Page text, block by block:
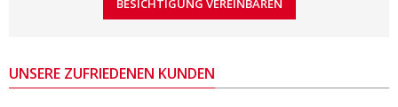
UNSERE ZUFRIEDENEN KUNDEN